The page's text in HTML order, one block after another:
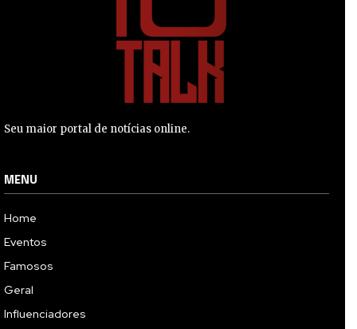
Seu maior portal de notícias online.
MENU
Home
Eventos
Famosos
Geral
Influenciadores